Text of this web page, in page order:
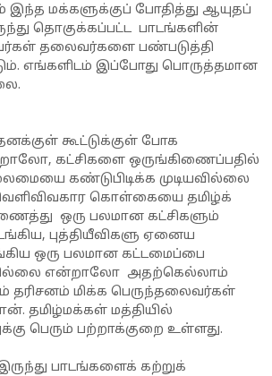
மக்களுக்குப் போதித்து ஆயுதப்
தொகுக்கப்பட்ட பாடங்களின்
தலைவர்களை பண்படுத்தி
எங்களிடம் இப்போது பொருத்தமான
கூட்டுக்குள் போக
கட்சிகளை ஒருங்கிணைப்பதில்
கண்டுபிடிக்க முடியவில்லை
கொள்கையை தமிழ்க்
ஒரு பலமான கட்சிகளும்
புத்தியீவிகளு ஏனைய
ஒரு பலமான கட்டமைப்பை
என்றாலோ அதற்கெல்லாம்
தரிசனம் மிக்க பெருந்தலைவர்கள்
தமிழ்மக்கள் மத்தியில்
பெரும் பற்றாக்குறை உள்ளது.
பாடங்களைக் கற்றுக்